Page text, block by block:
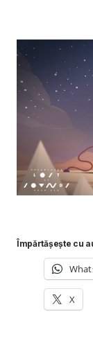
Împărtășește cu
X